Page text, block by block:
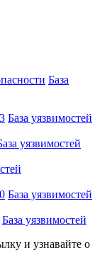
База
База уязвимостей
уязвимостей
База уязвимостей
База уязвимостей
и узнавайте о